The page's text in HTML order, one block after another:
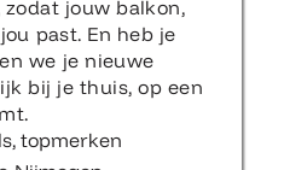
jouw balkon,
past. En heb je
we je nieuwe
bij je thuis, op een
topmerken